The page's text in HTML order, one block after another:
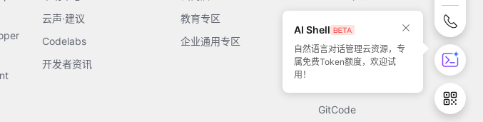
云声·建议
Codelabs
开发者资讯
教育专区
企业通用专区
51CTO
GitCode
AI Shell
自然语言对话管理云资源，专
属免费Token额度，欢迎试
用！